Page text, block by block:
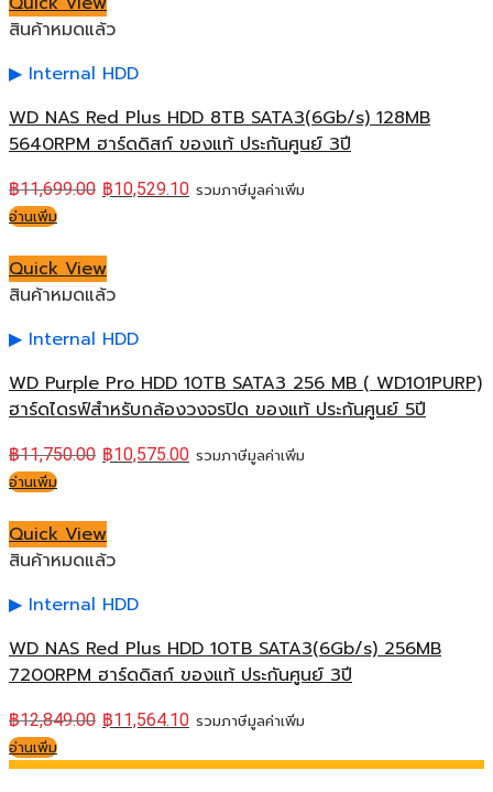
สินค้าหมดแล้ว
Internal HDD
WD NAS Red Plus HDD 8TB SATA3(6Gb/s) 128MB
5640RPM ฮาร์ดดิสก์ ของแท้ ประกันศูนย์ 3ปี
฿11,699.00 ฿10,529.10 รวมภาษีมูลค่าเพิ่ม
อ่านเพิ่ม
Quick View
สินค้าหมดแล้ว
Internal HDD
WD Purple Pro HDD 10TB SATA3 256 MB ( WD101PURP)
ฮาร์ดไดรฟ์สำหรับกล้องวงจรปิด ของแท้ ประกันศูนย์ 5ปี
฿11,750.00 ฿10,575.00 รวมภาษีมูลค่าเพิ่ม
อ่านเพิ่ม
Quick View
สินค้าหมดแล้ว
Internal HDD
WD NAS Red Plus HDD 10TB SATA3(6Gb/s) 256MB
7200RPM ฮาร์ดดิสก์ ของแท้ ประกันศูนย์ 3ปี
฿12,849.00 ฿11,564.10 รวมภาษีมูลค่าเพิ่ม
อ่านเพิ่ม